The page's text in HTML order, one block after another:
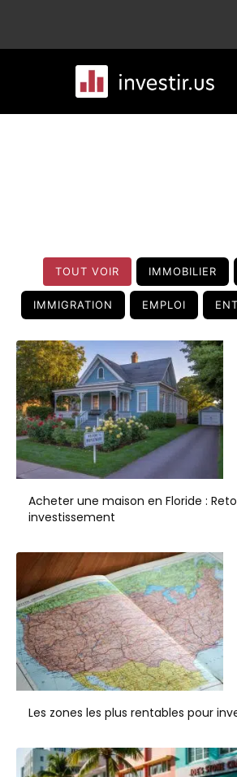
TOUT VOIR IMMOBILIER
IMMIGRATION EMPLOI
Acheter une maison en Floride :
investissement
Les zones les plus rentables pour